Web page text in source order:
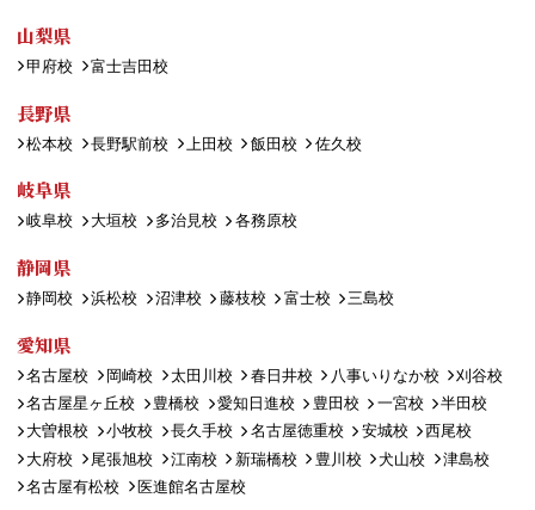
山梨県
甲府校 富士吉田校
長野県
松本校 長野駅前校 上田校 飯田校 佐久校
岐阜県
岐阜校 大垣校 多治見校 各務原校
静岡県
静岡校 浜松校 沼津校 藤枝校 富士校 三島校
愛知県
名古屋校 岡崎校 太田川校 春日井校 八事いりなか校
刈谷校
名古屋星ヶ丘校
豊橋校 愛知日進校 豊田校 一宮校
半田校
大曽根校
小牧校 長久手校 名古屋徳重校 安城校
西尾校
大府校
尾張旭校 江南校 新瑞橋校 豊川校 犬山校
津島校
名古屋有松校
医進館名古屋校